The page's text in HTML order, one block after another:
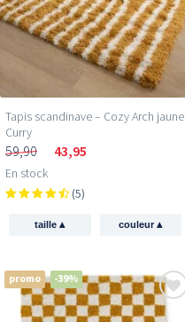
Tapis scandinave – Cozy Arch jaune
Curry
59,90 43,95
En stock
(5)
taille▴ couleur▴
promo -39%